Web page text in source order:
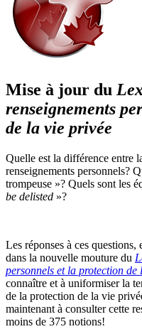
Mise à jour du
renseignements
de la vie privée
Quelle est la différence entre
renseignements personnels?
trompeuse »? Quels sont les
be delisted »?
Les réponses à ces questions,
dans la nouvelle mouture du
personnels et la protection de
connaître et à uniformiser la
de la protection de la vie
maintenant à consulter cette
moins de 375 notions!